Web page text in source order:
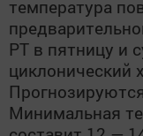
температура
РТ в пятницу и
циклонический
Минимальная